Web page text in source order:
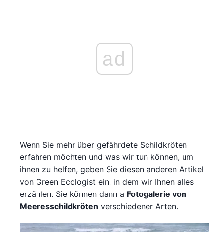
ad
Wenn Sie mehr über gefährdete Schildkröten
erfahren möchten und was wir tun können, um
ihnen zu helfen, geben Sie diesen anderen Artikel
von Green Ecologist ein, in dem wir Ihnen alles
erzählen. Sie können dann a Fotogalerie von
Meeresschildkröten verschiedener Arten.